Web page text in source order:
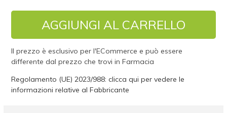
AGGIUNGI AL CARRELLO
Il prezzo è esclusivo per l'ECommerce e può essere
differente dal prezzo che trovi in Farmacia
Regolamento (UE) 2023/988: clicca qui per vedere le
informazioni relative al Fabbricante